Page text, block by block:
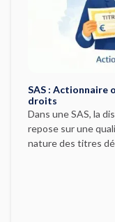
SAS : Actionnaire
droits
Dans une SAS, la
repose sur une
nature des titres